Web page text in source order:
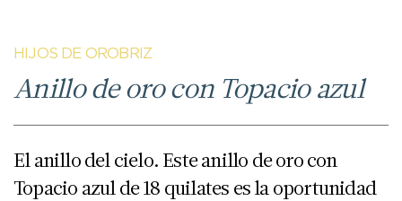
HIJOS DE OROBRIZ
Anillo de oro con Topacio azul
El anillo del cielo. Este anillo de oro con
Topacio azul de 18 quilates es la oportunidad